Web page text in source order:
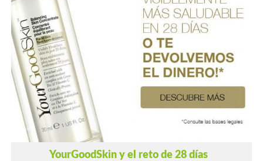
YourGoodSkin y el reto de 28 días